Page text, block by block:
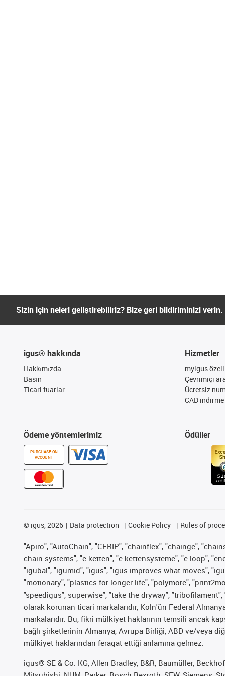
Sizin için neleri geliştirebiliriz? Bize geri bildiriminizi verin.
igus® hakkında
Hakkımızda
Basın
Ticari fuarlar
Ödeme yöntemlerimiz
PURCHASE ON
ACCOUNT
Hizmetler
myigus
Çevrimiçi
Ücretsiz
CAD
Ödüller
© igus, 2026 Data protection Cookie Policy Rules of
"Apiro", "AutoChain", "CFRIP", "chainflex", "chainge",
chain systems", "e-ketten", "e-kettensysteme", "e-loop",
"igubal", "igumid", "igus", "igus improves what moves",
"motionary", "plastics for longer life", "polymore",
"speedigus", superwise", "take the dryway",
olarak korunan ticari markalarıdır, Köln'ün Federal
markalarıdır. Bu, fikri mülkiyet haklarının temsili ancak
bağlı şirketlerinin Almanya, Avrupa Birliği, ABD ve/veya
mülkiyet haklarından feragat ettiği anlamına gelmez.
igus® SE & Co. KG, Allen Bradley, B&R, Baumüller,